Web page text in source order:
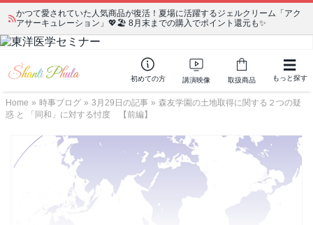
かつて愛されていた人気商品が復活！夏場に活躍するジェルクリーム「アク
アサーキュレーション」💖🏖️ 8月末までの購入でポイント還元も✨
初めての方 講演映像 取扱商品 もっと探す
Home » 時事ブログ » 3月29日の記事 » 森友学園の土地取得に関する２つの疑
惑 と 「同和」に対する忖度 【前編】